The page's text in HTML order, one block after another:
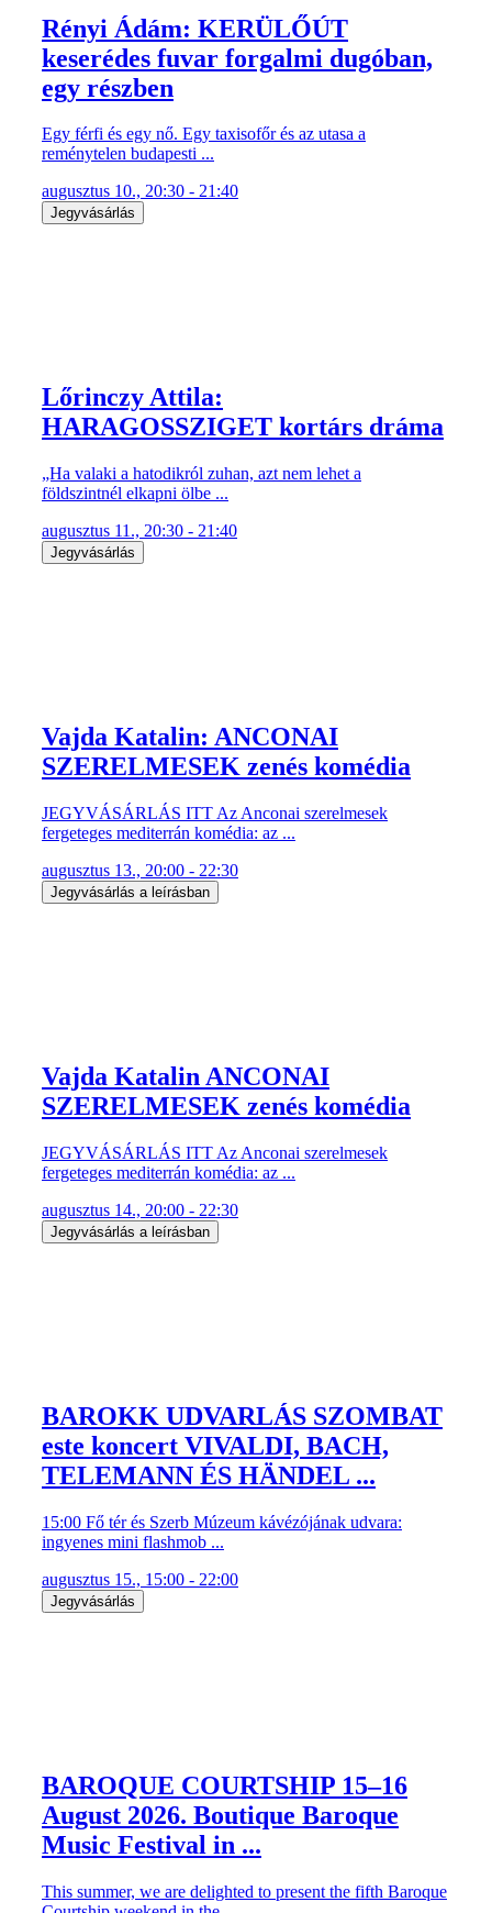
Rényi Ádám: KERÜLŐÚT
keserédes fuvar forgalmi dugóban,
egy részben
Egy férfi és egy nő. Egy taxisofőr és az utasa a
reménytelen budapesti ...
augusztus 10., 20:30 - 21:40
Jegyvásárlás
Lőrinczy Attila:
HARAGOSSZIGET kortárs dráma
„Ha valaki a hatodikról zuhan, azt nem lehet a
földszintnél elkapni ölbe ...
augusztus 11., 20:30 - 21:40
Jegyvásárlás
Vajda Katalin: ANCONAI
SZERELMESEK zenés komédia
JEGYVÁSÁRLÁS ITT Az Anconai szerelmesek
fergeteges mediterrán komédia: az ...
augusztus 13., 20:00 - 22:30
Jegyvásárlás a leírásban
Vajda Katalin ANCONAI
SZERELMESEK zenés komédia
JEGYVÁSÁRLÁS ITT Az Anconai szerelmesek
fergeteges mediterrán komédia: az ...
augusztus 14., 20:00 - 22:30
Jegyvásárlás a leírásban
BAROKK UDVARLÁS SZOMBAT
este koncert VIVALDI, BACH,
TELEMANN ÉS HÄNDEL ...
15:00 Fő tér és Szerb Múzeum kávézójának udvara:
ingyenes mini flashmob ...
augusztus 15., 15:00 - 22:00
Jegyvásárlás
BAROQUE COURTSHIP 15–16
August 2026. Boutique Baroque
Music Festival in ...
This summer, we are delighted to present the fifth Baroque